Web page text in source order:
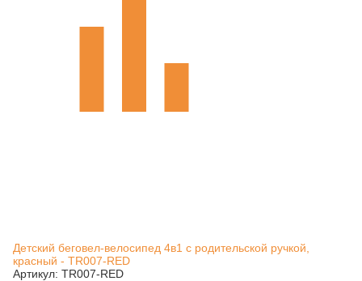
Детский беговел-велосипед 4в1 с родительской ручкой,
красный - TR007-RED
Артикул: TR007-RED